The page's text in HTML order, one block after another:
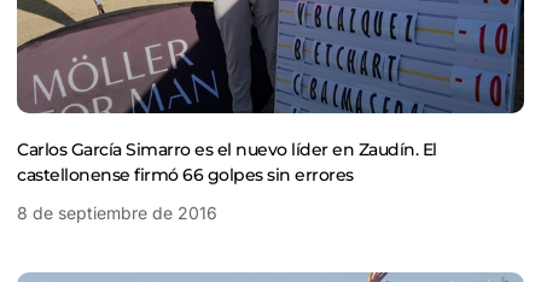
Carlos García Simarro es el nuevo líder en Zaudín. El
castellonense firmó 66 golpes sin errores
8 de septiembre de 2016